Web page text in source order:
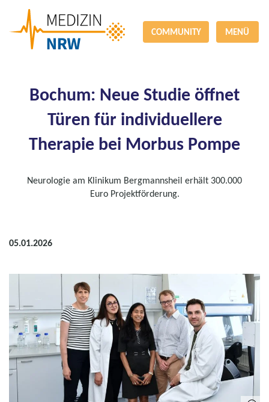
COMMUNITY MENÜ
Bochum: Neue Studie öffnet
Türen für individuellere
Therapie bei Morbus Pompe
Neurologie am Klinikum Bergmannsheil erhält 300.000
Euro Projektförderung.
05.01.2026